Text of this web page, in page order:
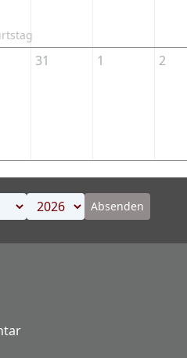
31 1 2
Absenden